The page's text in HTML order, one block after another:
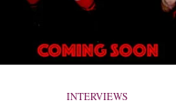
INTERVIEWS